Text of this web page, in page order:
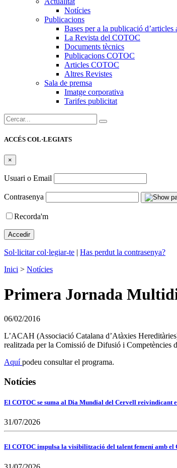
Notícies
Publicacions
Bases per a la publicació d’articles
La Revista del COTOC
Documents tècnics
Publicacions COTOC
Articles COTOC
Altres Revistes
Sala de premsa
Imatge corporativa
Tarifes publicitat
Cercar:
ACCÉS COL·LEGIATS
×
Usuari o Email
Contrasenya
Recorda'm
Sol·licitar col·legiar-te | Has perdut la contrasenya?
Inici > Notícies
Primera Jornada
06/02/2016
L’ACAH (Associació Catalana d’Atàxies
realitzada per la Comissió de Difusió i Competències
Aquípodeu consultar el programa.
Notícies
El COTOC se suma al Dia Mundial del Cervell
31/07/2026
El COTOC impulsa la visibilització del talent femení amb el